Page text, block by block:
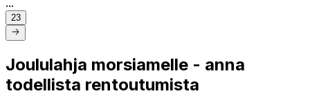
...
23
Joululahja morsiamelle - anna
todellista rentoutumista